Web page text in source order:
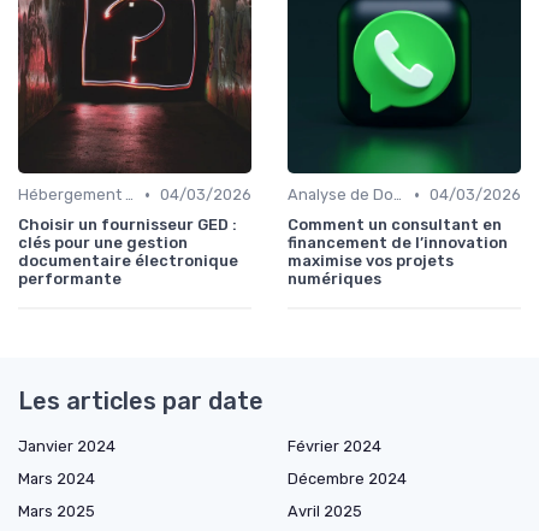
Hébergement et Maintenance Web • 04/03/2026
Choisir un fournisseur GED :
clés pour une gestion
documentaire électronique
performante
Analyse de Données et Reporting • 04/03/2026
Comment un consultant en
financement de l’innovation
maximise vos projets
numériques
Les articles par date
Janvier 2024
Février 2024
Mars 2024
Décembre 2024
Mars 2025
Avril 2025